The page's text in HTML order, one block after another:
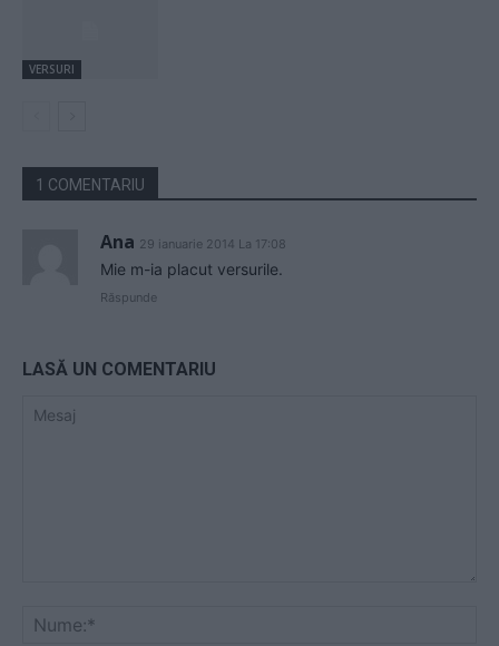
VERSURI
1 COMENTARIU
Ana 29 ianuarie 2014 La 17:08
Mie m-ia placut versurile.
Răspunde
LASĂ UN COMENTARIU